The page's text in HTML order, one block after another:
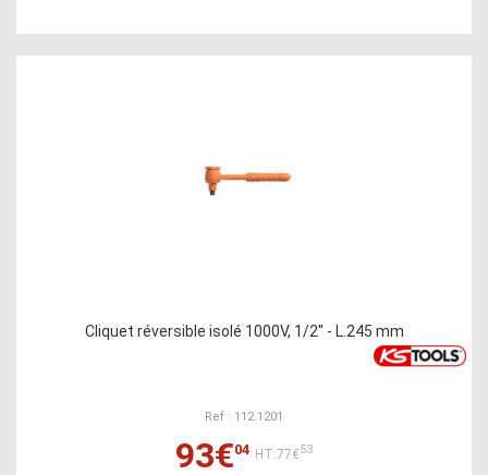
Cliquet réversible isolé 1000V, 1/2'' - L.245 mm
Ref : 112.1201
93€04 HT:77€53